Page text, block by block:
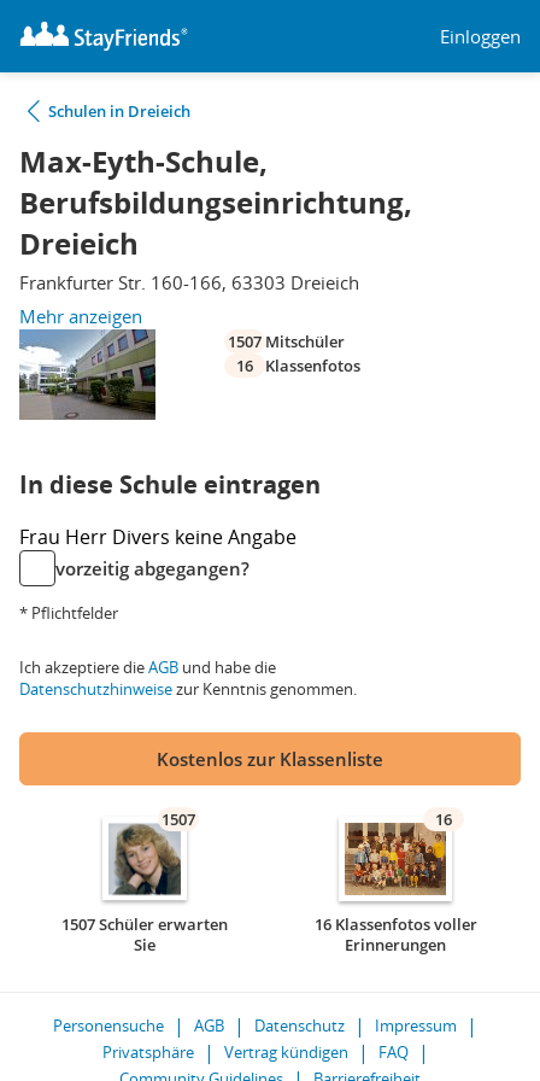
Einloggen
Schulen in Dreieich
Max-Eyth-Schule,
Berufsbildungseinrichtung,
Dreieich
Frankfurter Str. 160-166, 63303 Dreieich
Mehr anzeigen
1507 Mitschüler
16
Klassenfotos
In diese Schule eintragen
Frau Herr Divers keine Angabe
vorzeitig abgegangen?
* Pflichtfelder
Ich akzeptiere dieAGB und habe die
Datenschutzhinweisezur Kenntnis genommen.
Kostenlos zur Klassenliste
1507
1507 Schüler erwarten
Sie
16
16 Klassenfotos voller
Erinnerungen
Personensuche AGB Datenschutz
Impressum
Privatsphäre
Vertrag kündigen
FAQ